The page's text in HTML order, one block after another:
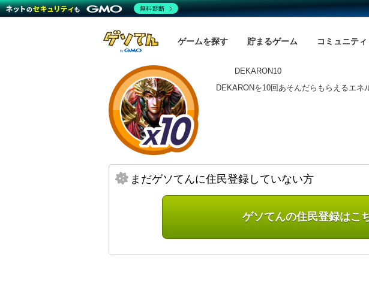
ゲームを探す 貯まるゲーム コミュニティ
DEKARON10
DEKARONを10回あそんだらもらえるエネ
まだゲソてんに住民登録していない方
ゲソてんの住民登録はこ
無料診断